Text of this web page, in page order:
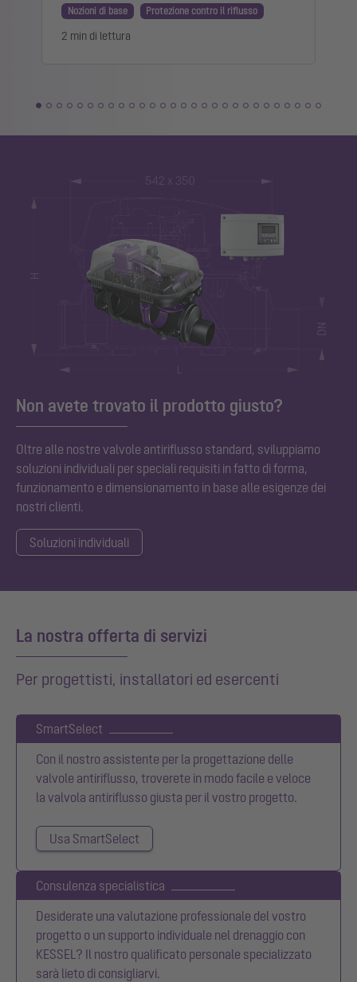
Nozioni di base Protezione contro il riflusso
2 min di lettura
Non avete trovato il prodotto giusto?
Oltre alle nostre valvole antiriflusso standard, sviluppiamo
soluzioni individuali per speciali requisiti in fatto di forma,
funzionamento e dimensionamento in base alle esigenze dei
nostri clienti.
Soluzioni individuali
La nostra offerta di servizi
Per progettisti, installatori ed esercenti
SmartSelect
Con il nostro assistente per la progettazione delle
valvole antiriflusso, troverete in modo facile e veloce
la valvola antiriflusso giusta per il vostro progetto.
Usa SmartSelect
Consulenza specialistica
Desiderate una valutazione professionale del vostro
progetto o un supporto individuale nel drenaggio con
KESSEL? Il nostro qualificato personale specializzato
sarà lieto di consigliarvi.